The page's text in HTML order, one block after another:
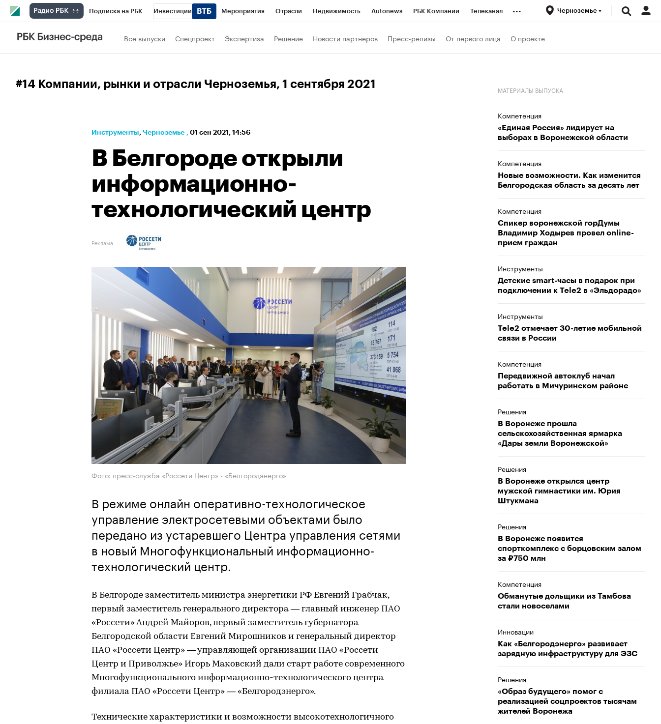
Подписка на РБК Инвестиции Мероприятия Отрасли Недвижимость Autonews РБК Компании Телеканал
РБК Вино
Конференции СПб
... Черноземье
Все выпуски Спецпроект Экспертиза Решение Новости партнеров Пресс-релизы От первого лица О проекте
#14 Компании, рынки и отрасли Черноземья, 1 сентября 2021
Инструменты⁠, Черноземье , 01 сен 2021, 14:56
В Белгороде открыли
информационно-
технологический центр
Реклама:
Фото: пресс-служба «Россети Центр» - «Белгородэнерго»
В режиме онлайн оперативно-технологическое
управление электросетевыми объектами было
передано из устаревшего Центра управления сетями
в новый Многофункциональный информационно-
технологический центр.
В Белгороде заместитель министра энергетики РФ Евгений Грабчак,
первый заместитель генерального директора — главный инженер ПАО
«Россети» Андрей Майоров, первый заместитель губернатора
Белгородской области Евгений Мирошников и генеральный директор
ПАО «Россети Центр» — управляющей организации ПАО «Россети
Центр и Приволжье» Игорь Маковский дали старт работе современного
Многофункционального информационно-технологического центра
филиала ПАО «Россети Центр» — «Белгородэнерго».
Технические характеристики и возможности высокотехнологичного
МАТЕРИАЛЫ ВЫПУСКА
Компетенция
«Единая Россия» лидирует на
выборах в Воронежской области
Компетенция
Новые возможности. Как изменится
Белгородская область за десять лет
Компетенция
Спикер воронежской горДумы
Владимир Ходырев провел online-
прием граждан
Инструменты
Детские smart-часы в подарок при
подключении к Tele2 в «Эльдорадо»
Инструменты
Tele2 отмечает 30-летие мобильной
связи в России
Компетенция
Передвижной автоклуб начал
работать в Мичуринском районе
Решения
В Воронеже прошла
сельскохозяйственная ярмарка
«Дары земли Воронежской»
Решения
В Воронеже открылся центр
мужской гимнастики им. Юрия
Штукмана
Решения
В Воронеже появится
спорткомплекс с борцовским залом
за ₽750 млн
Компетенция
Обманутые дольщики из Тамбова
стали новоселами
Инновации
Как «Белгородэнерго» развивает
зарядную инфраструктуру для ЭЗС
Решения
«Образ будущего» помог с
реализацией соцпроектов тысячам
жителей Воронежа